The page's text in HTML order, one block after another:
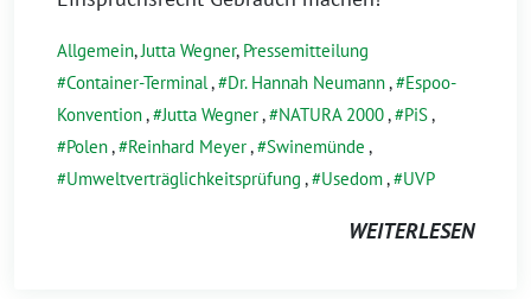
Allgemein,Jutta Wegner, Pressemitteilung
Container-Terminal, Dr. Hannah Neumann,
Espoo-
Konvention, Jutta Wegner, NATURA 2000, PiS,
Polen, Reinhard Meyer, Swinemünde ,
Umweltverträglichkeitsprüfung , Usedom, UVP
WEITERLESEN